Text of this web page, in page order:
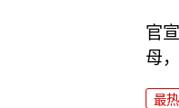
官
母
最热